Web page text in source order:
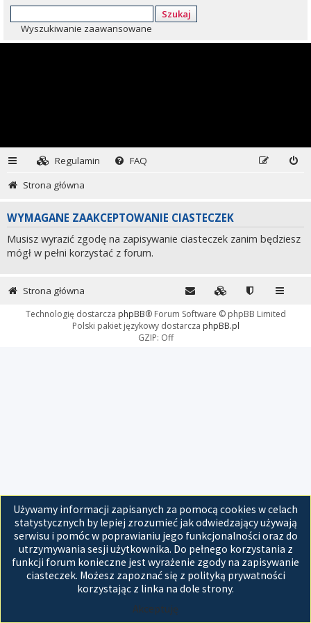
Szukaj
Wyszukiwanie zaawansowane
Regulamin
FAQ
Strona główna
WYMAGANE ZAAKCEPTOWANIE CIASTECZEK
Musisz wyrazić zgodę na zapisywanie ciasteczek zanim będziesz
mógł w pełni korzystać z forum.
Używamy informacji zapisanych za pomocą cookies w celach
statystycznych by lepiej zrozumieć jak odwiedzający używają
serwisu i pomóc w poprawianiu jego funkcjonalności oraz do
utrzymywania sesji użytkownika. Do pełnego korzystania z
funkcji forum konieczne jest wyrażenie zgody na zapisywanie
ciasteczek. Możesz zapoznać się z polityką prywatności
korzystając z linka na dole strony.
Akceptuję
Strona główna
Technologię dostarcza phpBB® Forum Software © phpBB Limited
Polski pakiet językowy dostarcza phpBB.pl
GZIP: Off